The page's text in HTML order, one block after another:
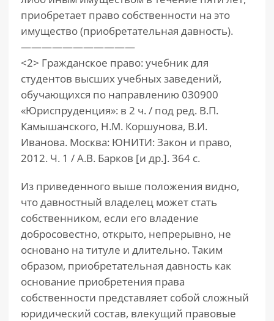
приобретает право собственности на это
имущество (приобретательная давность).
———————————
<2> Гражданское право: учебник для
студентов высших учебных заведений,
обучающихся по направлению 030900
«Юриспруденция»: в 2 ч. / под ред. В.П.
Камышанского, Н.М. Коршунова, В.И.
Иванова. Москва: ЮНИТИ: Закон и право,
2012. Ч. 1 / А.В. Барков [и др.]. 364 с.
Из приведенного выше положения видно,
что давностный владелец может стать
собственником, если его владение
добросовестно, открыто, непрерывно, не
основано на титуле и длительно. Таким
образом, приобретательная давность как
основание приобретения права
собственности представляет собой сложный
юридический состав, влекущий правовые